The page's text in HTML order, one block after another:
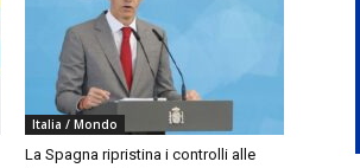
Italia / Mondo
La Spagna ripristina i controlli alle